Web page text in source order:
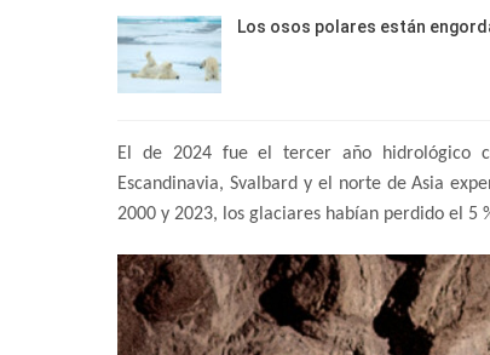
Los osos polares están
El de 2024 fue el tercer año hidrológico
Escandinavia, Svalbard y el norte de Asia
2000 y 2023, los glaciares habían perdido el 5